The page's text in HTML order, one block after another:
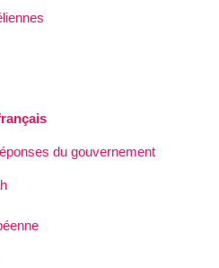
du gouvernement